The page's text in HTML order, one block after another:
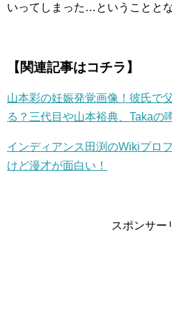
いってしまった…ということとな
【関連記事はコチラ】
山本彩の妊娠発覚画像！彼氏で
る？三代目や山本裕典、Takaの
インディアンス田渕のWikiプロ
けど漫才が面白い！
スポンサー